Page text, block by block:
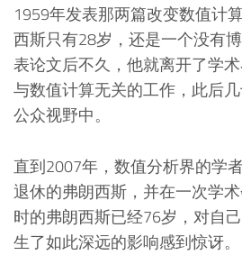
1959年发表那两篇改变数值计
西斯只有28岁，还是一个没有
表论文后不久，他就离开了学
与数值计算无关的工作，此后
公众视野中。
直到2007年，数值分析界的学
退休的弗朗西斯，并在一次学
时的弗朗西斯已经76岁，对自
生了如此深远的影响感到惊讶。